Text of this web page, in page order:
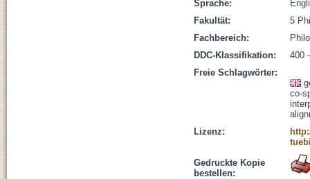
Sprache:
Fakultät:
5
Fachbereich:
DDC-Klassifikation:
400
Freie Schlagwörter:
co-
Lizenz:
Gedruckte Kopie
bestellen: